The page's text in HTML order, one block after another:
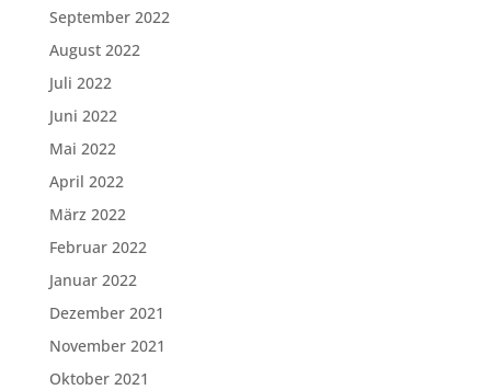
September 2022
August 2022
Juli 2022
Juni 2022
Mai 2022
April 2022
März 2022
Februar 2022
Januar 2022
Dezember 2021
November 2021
Oktober 2021